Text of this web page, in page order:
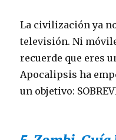
La civilización ya
televisión. Ni
recuerde que eres
Apocalipsis ha
un objetivo: